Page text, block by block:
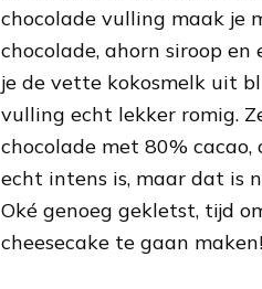
chocolade vulling maak je
chocolade, ahorn siroop
je de vette kokosmelk uit
vulling echt lekker romig.
chocolade met 80%
echt intens is, maar dat is
Oké genoeg gekletst, tijd
cheesecake te gaan maken!